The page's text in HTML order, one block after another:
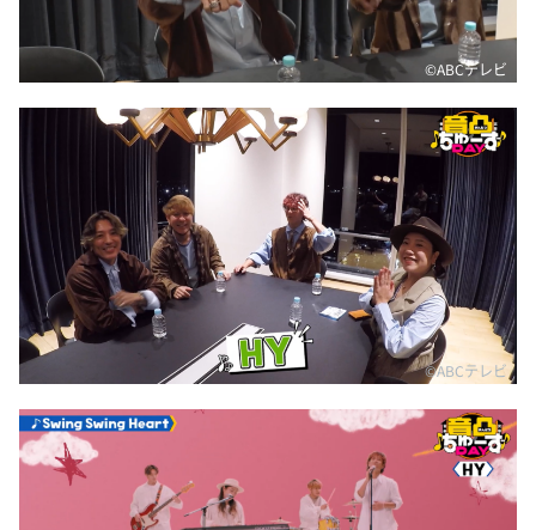
©ABCテレビ
©ABCテレビ